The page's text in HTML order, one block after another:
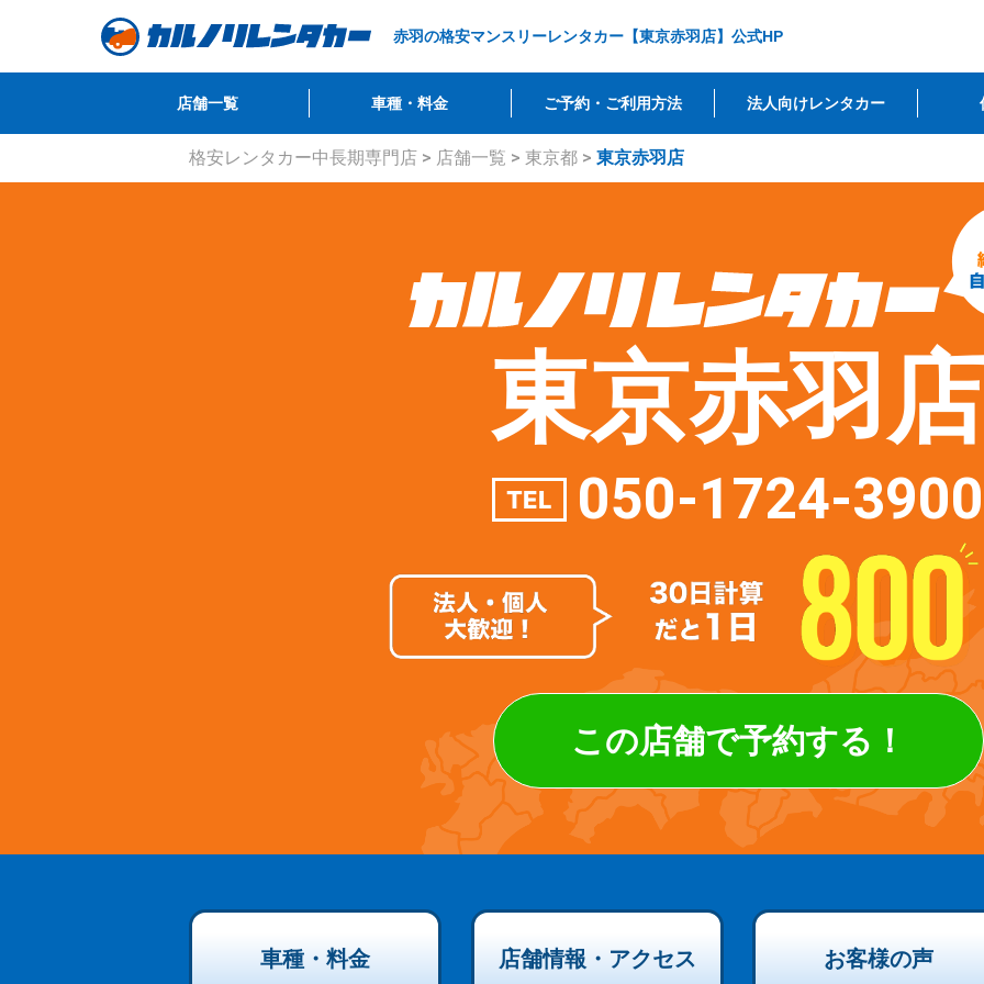
赤羽の格安マンスリーレンタカー【東京赤羽店】公式HP
店舗一覧 車種・料金 ご予約・ご利用方法 法人向けレンタカー
格安レンタカー中長期専門店 > 店舗一覧 > 東京都 > 東京赤羽店
東京赤羽店
TEL 050-1724-3900
この店舗で予約する！
車種・料金 店舗情報・アクセス お客様の声